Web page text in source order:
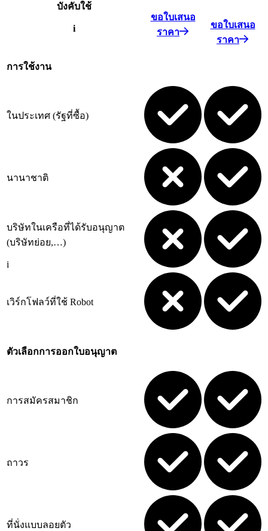
บังคับใช้
i
ขอใบเสนอ
ราคา
ขอใบเสนอ
ราคา
การใช้งาน
ในประเทศ (รัฐที่ซื้อ)
นานาชาติ
บริษัทในเครือที่ได้รับอนุญาต
(บริษัทย่อย,…)
i
เวิร์กโฟลว์ที่ใช้ Robot
ตัวเลือกการออกใบอนุญาต
การสมัครสมาชิก
ถาวร
ที่นั่งแบบลอยตัว